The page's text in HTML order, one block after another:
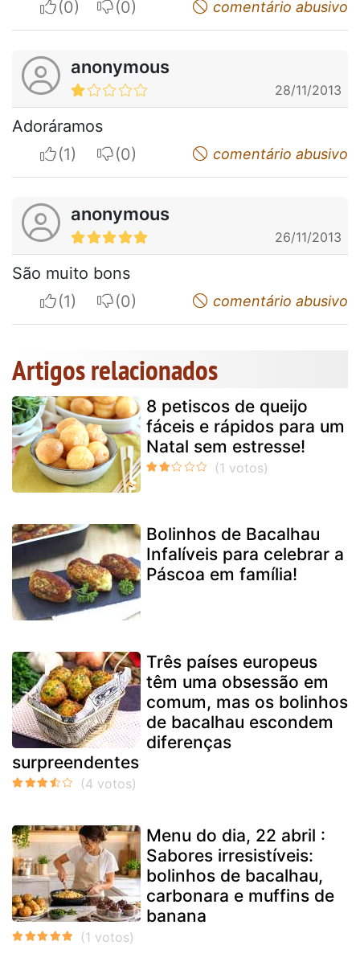
I apreciateI do not appreciatecomentário abusivo
anonymous
28/11/2013
Adoráramos
I apreciateI do not appreciatecomentário abusivo
anonymous
26/11/2013
São muito bons
I apreciateI do not appreciatecomentário abusivo
Artigos relacionados
8 petiscos de queijo
fáceis e rápidos para um
Natal sem estresse!
Bolinhos de Bacalhau
Infalíveis para celebrar a
Páscoa em família!
Três países europeus
têm uma obsessão em
comum, mas os bolinhos
de bacalhau escondem
diferenças
surpreendentes
Menu do dia, 22 abril :
Sabores irresistíveis:
bolinhos de bacalhau,
carbonara e muffins de
banana